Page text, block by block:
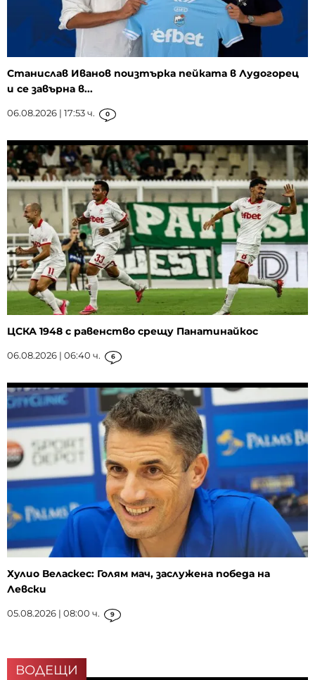
Станислав Иванов поизтърка пейката в Лудогорец
и се завърна в...
06.08.2026 | 17:53 ч. 0
ЦСКА 1948 с равенство срещу Панатинайкос
06.08.2026 | 06:40 ч. 6
Хулио Веласкес: Голям мач, заслужена победа на
Левски
05.08.2026 | 08:00 ч. 9
ВОДЕЩИ